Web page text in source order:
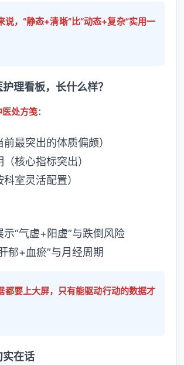
说，“静态+清晰”比“动态+复杂”实用一
理看板，长什么样？
医处方笺：
最突出的体质偏颇）
核心指标突出）
室灵活配置）
“气虚+阳虚”与跌倒风险
郁+血瘀”与月经周期
都要上大屏，只有能驱动行动的数据才
实在话